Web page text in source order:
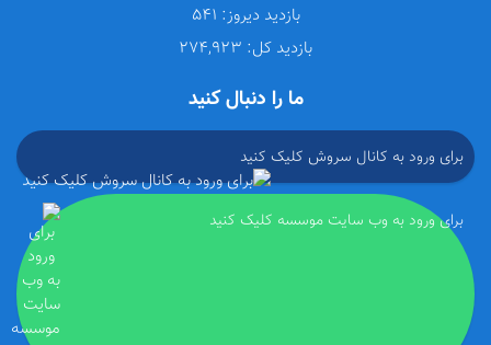
بازدید دیروز:
بازدید کل:
ما را دنبال کنید
برای ورود به کانال سروش کلیک کنید
برای ورود به وب سایت موسسه کلیک کنید